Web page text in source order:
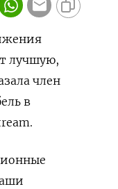
лучшую,
член
в